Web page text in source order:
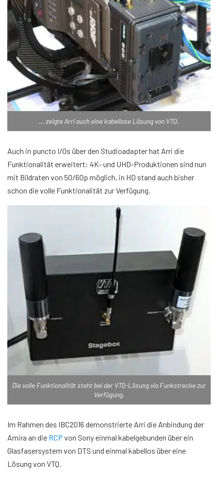
… zeigte Arri auch eine kabellose Lösung von VTQ.
Auch in puncto I/Os über den Studioadapter hat Arri die
Funktionalität erweitert: 4K- und UHD-Produktionen sind nun
mit Bildraten von 50/60p möglich, in HD stand auch bisher
schon die volle Funktionalität zur Verfügung.
Die volle Funktionalität steht bei der VTQ-Lösung via Funkstrecke zur
Verfügung.
Im Rahmen des IBC2016 demonstrierte Arri die Anbindung der
Amira an die RCP von Sony einmal kabelgebunden über ein
Glasfasersystem von DTS und einmal kabellos über eine
Lösung von VTQ.